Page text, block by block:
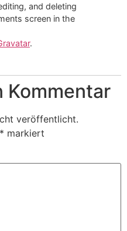
and deleting
screen in the
.
Kommentar
veröffentlicht.
* markiert